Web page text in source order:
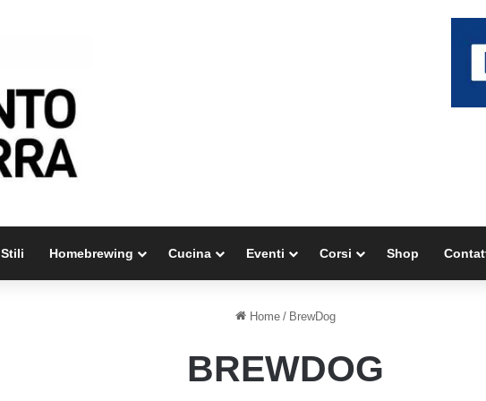
Stili Homebrewing Cucina Eventi Corsi Shop
Home / BrewDog
BREWDOG